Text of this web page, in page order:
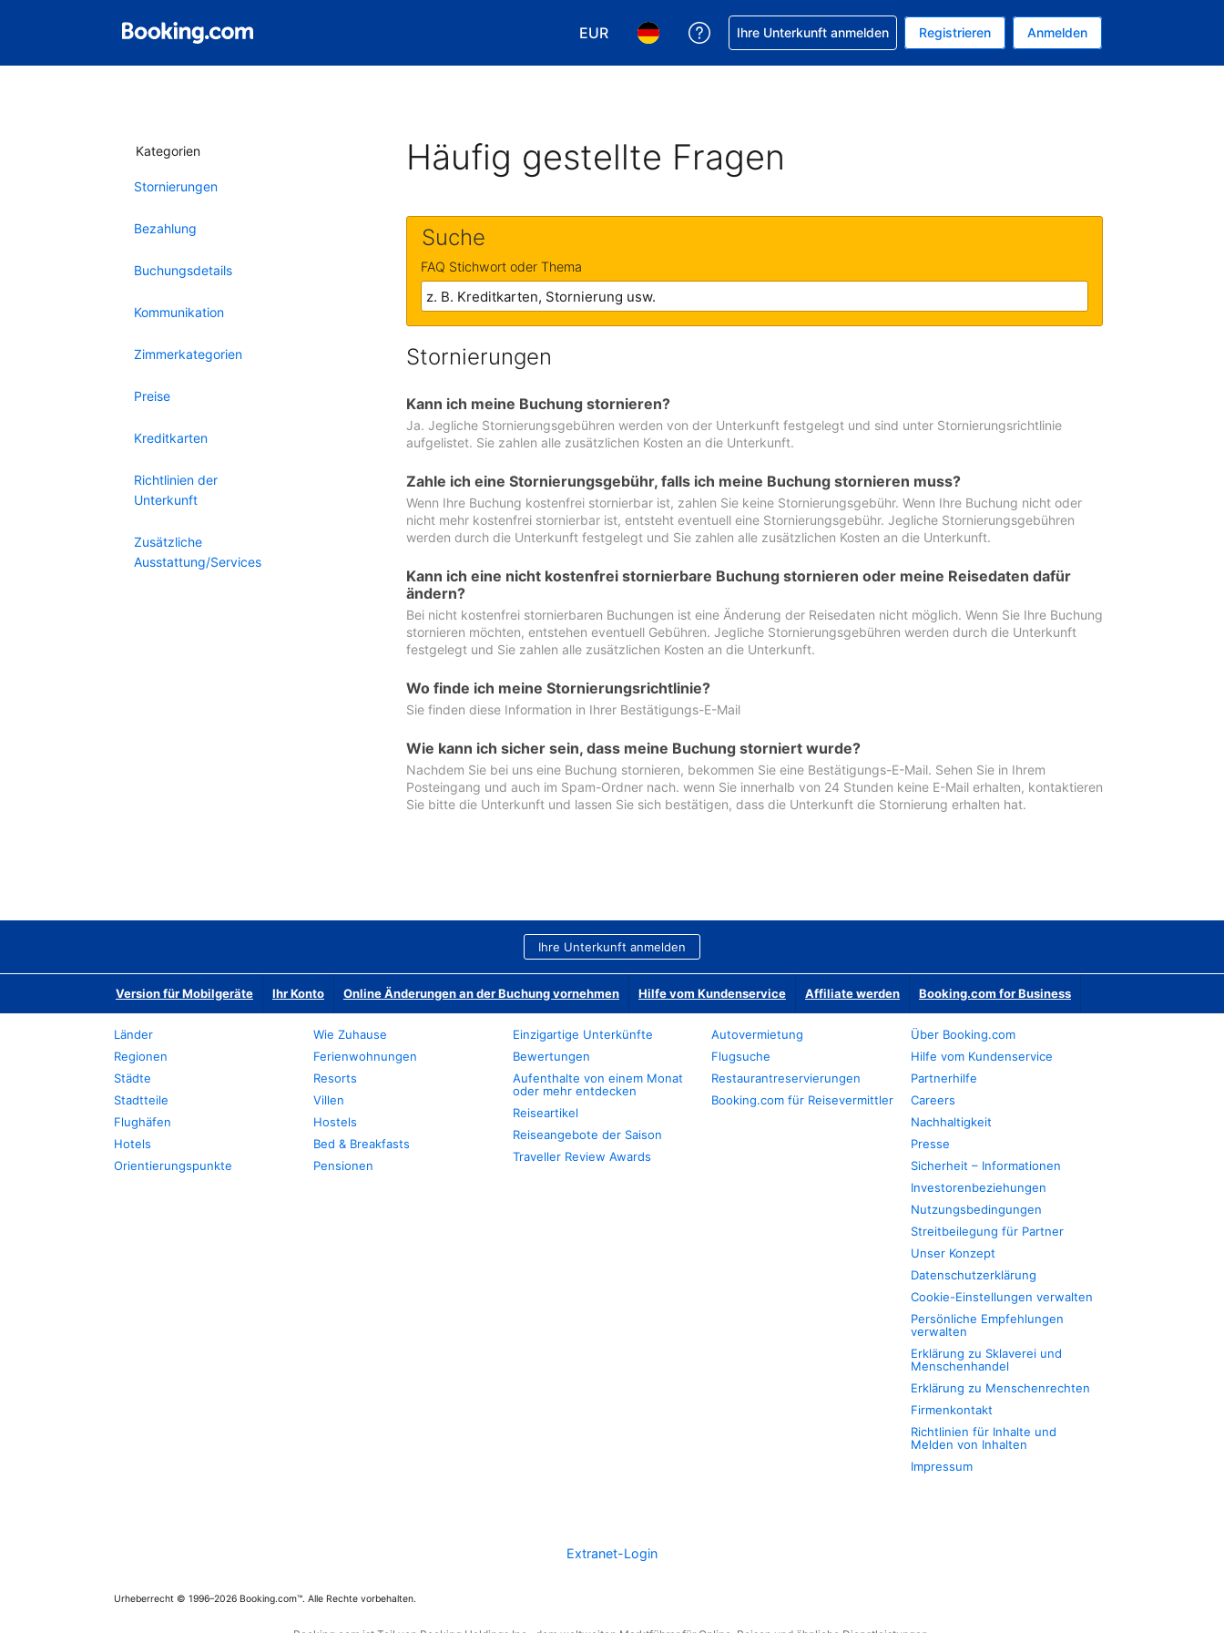
EUR
Wählen Sie Ihre Währung. Ihre aktuelle Währung ist EUR
Wählen Sie Ihre Sprache. Ihre aktuelle Sprache ist Deutsch
Hilfe bei Ihrer Buchung erhalten
Ihre Unterkunft anmelden Registrieren Anmelden
Kategorien
Stornierungen
Bezahlung
Buchungsdetails
Kommunikation
Zimmerkategorien
Preise
Kreditkarten
Richtlinien der
Unterkunft
Zusätzliche
Ausstattung/Services
Häufig gestellte Fragen
Suche
FAQ Stichwort oder Thema
Stornierungen
Kann ich meine Buchung stornieren?
Ja. Jegliche Stornierungsgebühren werden von der Unterkunft festgelegt und sind unter Stornierungsrichtlinie
aufgelistet. Sie zahlen alle zusätzlichen Kosten an die Unterkunft.
Zahle ich eine Stornierungsgebühr, falls ich meine Buchung stornieren muss?
Wenn Ihre Buchung kostenfrei stornierbar ist, zahlen Sie keine Stornierungsgebühr. Wenn Ihre Buchung nicht oder
nicht mehr kostenfrei stornierbar ist, entsteht eventuell eine Stornierungsgebühr. Jegliche Stornierungsgebühren
werden durch die Unterkunft festgelegt und Sie zahlen alle zusätzlichen Kosten an die Unterkunft.
Kann ich eine nicht kostenfrei stornierbare Buchung stornieren oder meine Reisedaten dafür
ändern?
Bei nicht kostenfrei stornierbaren Buchungen ist eine Änderung der Reisedaten nicht möglich. Wenn Sie Ihre Buchung
stornieren möchten, entstehen eventuell Gebühren. Jegliche Stornierungsgebühren werden durch die Unterkunft
festgelegt und Sie zahlen alle zusätzlichen Kosten an die Unterkunft.
Wo finde ich meine Stornierungsrichtlinie?
Sie finden diese Information in Ihrer Bestätigungs-E-Mail
Wie kann ich sicher sein, dass meine Buchung storniert wurde?
Nachdem Sie bei uns eine Buchung stornieren, bekommen Sie eine Bestätigungs-E-Mail. Sehen Sie in Ihrem
Posteingang und auch im Spam-Ordner nach. wenn Sie innerhalb von 24 Stunden keine E-Mail erhalten, kontaktieren
Sie bitte die Unterkunft und lassen Sie sich bestätigen, dass die Unterkunft die Stornierung erhalten hat.
Ihre Unterkunft anmelden
Version für Mobilgeräte Ihr Konto Online Änderungen an der Buchung vornehmen Hilfe vom Kundenservice Affiliate werden Booking.com for Business
Länder
Regionen
Städte
Stadtteile
Flughäfen
Hotels
Orientierungspunkte
Wie Zuhause
Ferienwohnungen
Resorts
Villen
Hostels
Bed & Breakfasts
Pensionen
Einzigartige Unterkünfte
Bewertungen
Aufenthalte von einem Monat
oder mehr entdecken
Reiseartikel
Reiseangebote der Saison
Traveller Review Awards
Autovermietung
Flugsuche
Restaurantreservierungen
Booking.com für Reisevermittler
Über Booking.com
Hilfe vom Kundenservice
Partnerhilfe
Careers
Nachhaltigkeit
Presse
Sicherheit – Informationen
Investorenbeziehungen
Nutzungsbedingungen
Streitbeilegung für Partner
Unser Konzept
Datenschutzerklärung
Cookie-Einstellungen verwalten
Persönliche Empfehlungen
verwalten
Erklärung zu Sklaverei und
Menschenhandel
Erklärung zu Menschenrechten
Firmenkontakt
Richtlinien für Inhalte und
Melden von Inhalten
Impressum
Extranet-Login
Urheberrecht © 1996–2026 Booking.com™. Alle Rechte vorbehalten.